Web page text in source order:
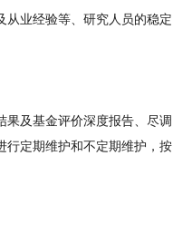
从业经验等、研究人员的稳定
及基金评价深度报告、尽调
行定期维护和不定期维护，按